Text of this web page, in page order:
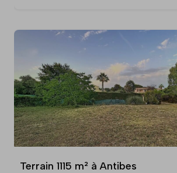
Terrain 1115 m² à Antibes